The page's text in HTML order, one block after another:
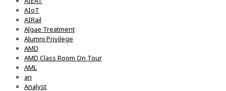
AIoT
AIRail
Algae Treatment
Alumni Privilege
AMD
AMD Class Room On Tour
AML
an
Analyst